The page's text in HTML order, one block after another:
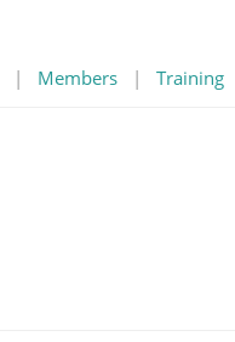
| Members | Training